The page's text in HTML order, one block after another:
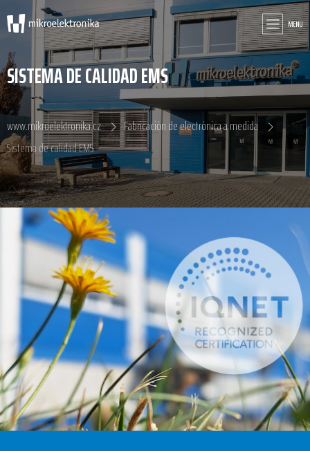
MENU
SISTEMA DE CALIDAD EMS
www.mikroelektronika.cz
Fabricación de electrónica a medida
Sistema de calidad EMS